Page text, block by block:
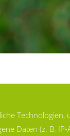
Daten (z. B.